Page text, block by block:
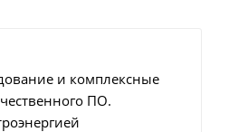
и комплексные
ПО.